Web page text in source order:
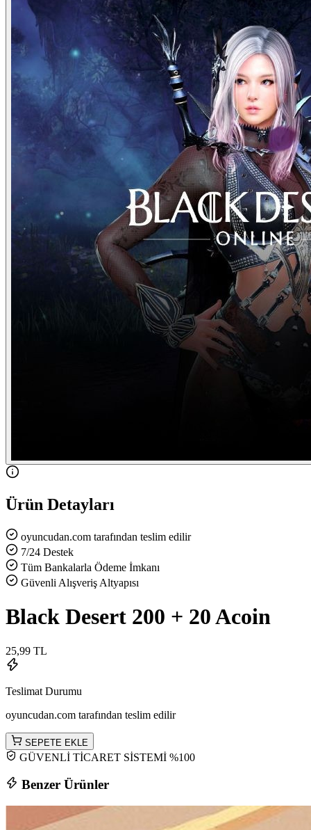
Ürün Detayları
oyuncudan.com tarafından teslim edilir
7/24 Destek
Tüm Bankalarla Ödeme İmkanı
Güvenli Alışveriş Altyapısı
Black Desert 200 + 20 Acoin
25,99 TL
Teslimat Durumu
oyuncudan.com tarafından teslim edilir
SEPETE EKLE
GÜVENLİ TİCARET SİSTEMİ %100
Benzer Ürünler